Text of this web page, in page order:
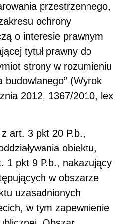
przestrzennego,
ochrony
o interesie prawnym
tytuł prawny do
strony w rozumieniu
budowlanego” (Wyrok
2012, 1367/2010, lex
art. 3 pkt 20 P.b.,
obiektu,
1 pkt 9 P.b., nakazujący
w obszarze
uzasadnionych
w tym zapewnienie